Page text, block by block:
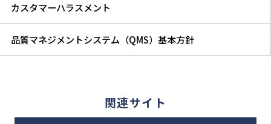
カスタマーハラスメント
品質マネジメントシステム（QMS）基本方針
関連サイト